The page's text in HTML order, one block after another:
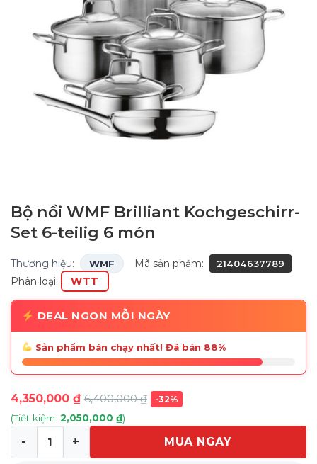
Bộ nồi WMF Brilliant Kochgeschirr-
Set 6-teilig 6 món
Thương hiệu: WMF Mã sản phẩm: 21404637789
Phân loại: WTT
DEAL NGON MỖI NGÀY
Sản phẩm bán chạy nhất! Đã bán 88%
4,350,000 ₫ 6,400,000₫ -32%
(Tiết kiệm: 2,050,000 ₫)
Bộ nồi WMF Brilliant Kochgeschirr-Set 6-teilig 6 món
MUA NGAY